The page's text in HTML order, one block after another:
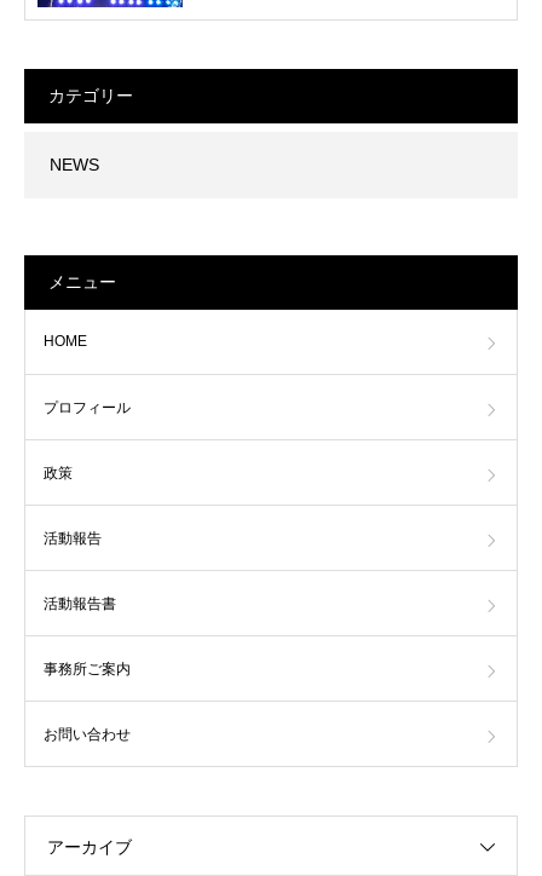
カテゴリー
NEWS
メニュー
HOME
プロフィール
政策
活動報告
活動報告書
事務所ご案内
お問い合わせ
アーカイブ